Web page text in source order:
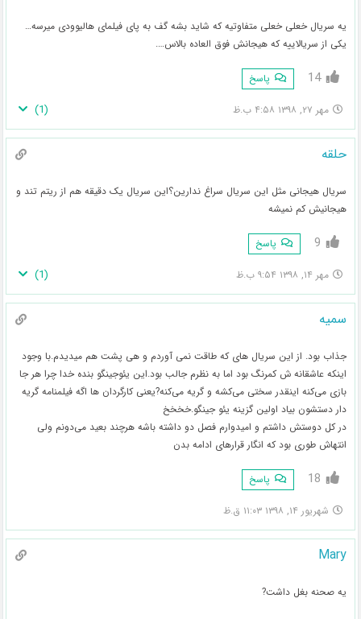
یه سریال خعلی خعلی متفاوتیه که شاید بشه گف به پای فیلمای هالیوودی میرسه…
یکی از سریالاییه که هیجانش فوق العاده بالاس….
14 پاسخ
مهر ۲۷, ۱۳۹۸ ۴:۵۸ ب.ظ (
1
)
حلقه
سریال هیجانی مثل این سریال سراغ ندارین؟این سریال یک دقیقه هم از ریتم تند و
هیجانیش کم نمیشه
9 پاسخ
مهر ۱۴, ۱۳۹۸ ۹:۵۴ ب.ظ (
1
)
سمیه
جذاب بود. از این سریال های که طاقت نمی آوردم و هی پشت هم میدیدم.با وجود
اینکه عاشقانه ش کمرنگ بود اما به نظرم جالب بود.این یئوجینگو بنده خدا چرا هر جا
بازی می‌کنه اینقدر سختی می‌کشه و گریه می‌کنه?یعنی کارگردان ها اگه فیلمنامه گریه
دار دستشون بیاد اولین گزینه یئو جینگو.خخخخ
در کل دوستش داشتم و امیدوارم فصل دو داشته باشه هرچند بعید می‌دونم ولی
انتهاش طوری بود که انگار قرارهای ادامه بدن
18 پاسخ
شهریور ۱۴, ۱۳۹۸ ۱۱:۰۳ ق.ظ
Mary
یه صحنه بغل داشت?